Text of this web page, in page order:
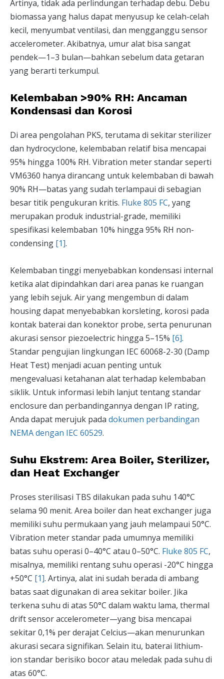
Artinya, tidak ada perlindungan terhadap debu. Debu
biomassa yang halus dapat menyusup ke celah-celah
kecil, menyumbat ventilasi, dan mengganggu sensor
accelerometer. Akibatnya, umur alat bisa sangat
pendek—1–3 bulan—bahkan sebelum data getaran
yang berarti terkumpul.
Kelembaban >90% RH: Ancaman
Kondensasi dan Korosi
Di area pengolahan PKS, terutama di sekitar sterilizer
dan hydrocyclone, kelembaban relatif bisa mencapai
95% hingga 100% RH. Vibration meter standar seperti
VM6360 hanya dirancang untuk kelembaban di bawah
90% RH—batas yang sudah terlampaui di sebagian
besar titik pengukuran kritis. Fluke 805 FC, yang
merupakan produk industrial-grade, memiliki
spesifikasi kelembaban 10% hingga 95% RH non-
condensing [1].
Kelembaban tinggi menyebabkan kondensasi internal
ketika alat dipindahkan dari area panas ke ruangan
yang lebih sejuk. Air yang mengembun di dalam
housing dapat menyebabkan korsleting, korosi pada
kontak baterai dan konektor probe, serta penurunan
akurasi sensor piezoelectric hingga 5–15% [6].
Standar pengujian lingkungan IEC 60068-2-30 (Damp
Heat Test) menjadi acuan penting untuk
mengevaluasi ketahanan alat terhadap kelembaban
siklik. Untuk informasi lebih lanjut tentang standar
enclosure dan perbandingannya dengan IP rating,
Anda dapat merujuk pada dokumen perbandingan
NEMA dengan IEC 60529.
Suhu Ekstrem: Area Boiler, Sterilizer,
dan Heat Exchanger
Proses sterilisasi TBS dilakukan pada suhu 140°C
selama 90 menit. Area boiler dan heat exchanger juga
memiliki suhu permukaan yang jauh melampaui 50°C.
Vibration meter standar pada umumnya memiliki
batas suhu operasi 0–40°C atau 0–50°C. Fluke 805 FC,
misalnya, memiliki rentang suhu operasi -20°C hingga
+50°C [1]. Artinya, alat ini sudah berada di ambang
batas saat digunakan di area sekitar boiler. Jika
terkena suhu di atas 50°C dalam waktu lama, thermal
drift sensor accelerometer—yang bisa mencapai
sekitar 0,1% per derajat Celcius—akan menurunkan
akurasi secara signifikan. Selain itu, baterai lithium-
ion standar berisiko bocor atau meledak pada suhu di
atas 60°C.